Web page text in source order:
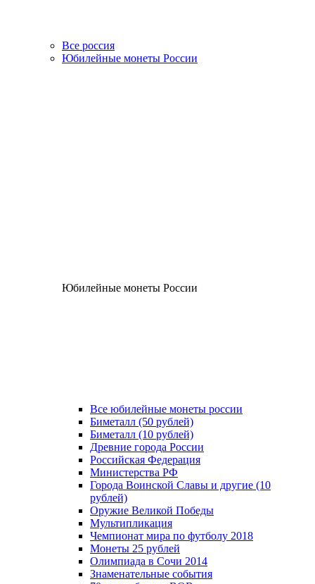
Все россия
Юбилейные монеты России
Юбилейные монеты России
Все юбилейные монеты россии
Биметалл (50 рублей)
Биметалл (10 рублей)
Древние города России
Российская Федерация
Министерства РФ
Города Воинской Славы и другие (10
рублей)
Оружие Великой Победы
Мультипликация
Чемпионат мира по футболу 2018
Монеты 25 рублей
Олимпиада в Сочи 2014
Знаменательные события